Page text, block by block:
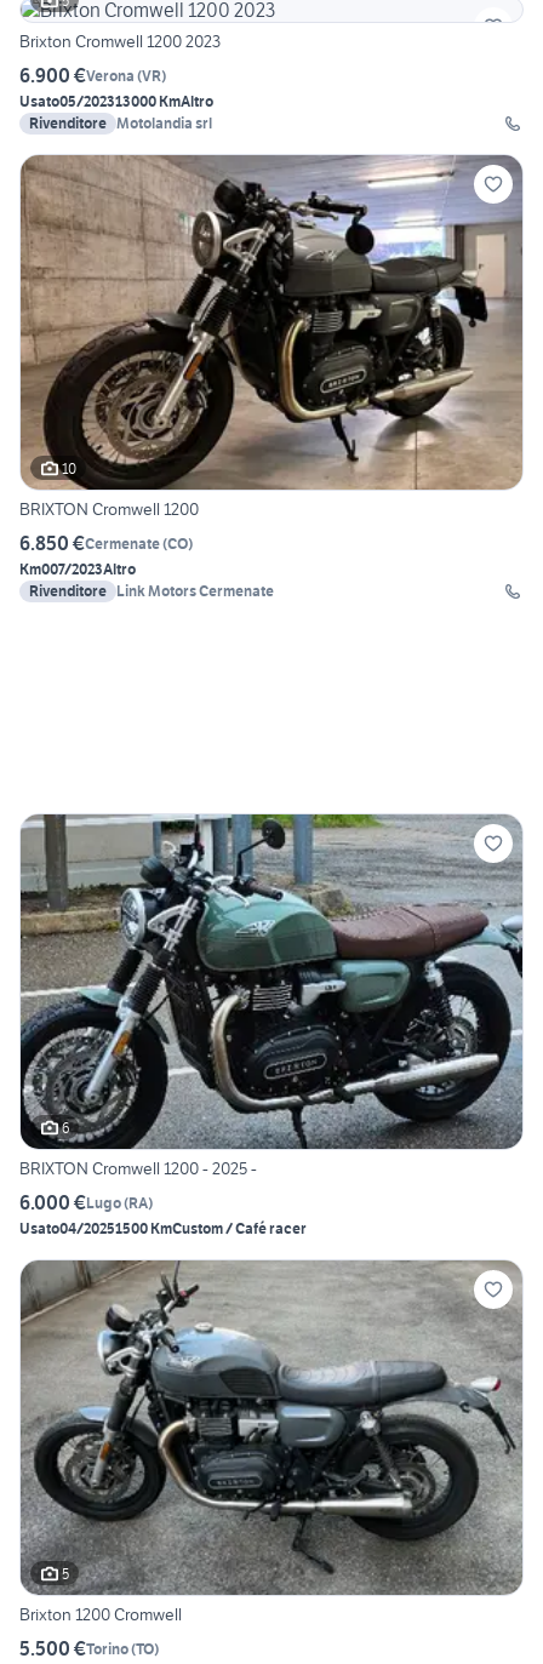
Brixton Cromwell 1200 2023
6.900 €Verona (VR)
Usato05/202313000 KmAltro
Rivenditore Motolandia srl
10
BRIXTON Cromwell 1200
6.850 €Cermenate(CO)
Km007/2023Altro
Rivenditore Link Motors Cermenate
6
BRIXTON Cromwell 1200 - 2025 -
6.000 €Lugo(RA)
Usato04/20251500 KmCustom / Café racer
5
Brixton 1200 Cromwell
5.500 €Torino(TO)